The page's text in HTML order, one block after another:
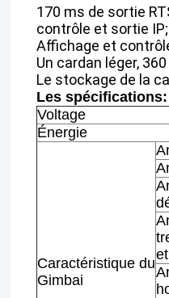
170 ms de sortie
contrôle et sortie IP;
Affichage et
Un cardan léger, 360
Le stockage de la
Les spécifications:
Voltage
Énergie
Caractéristique du
Gimbai